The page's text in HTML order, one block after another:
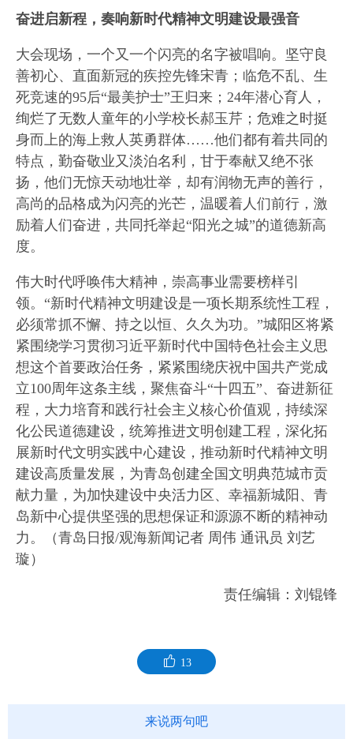
奋进启新程，奏响新时代精神文明建设最强音
大会现场，一个又一个闪亮的名字被唱响。坚守良
善初心、直面新冠的疾控先锋宋青；临危不乱、生
死竞速的95后“最美护士”王归来；24年潜心育人，
绚烂了无数人童年的小学校长郝玉芹；危难之时挺
身而上的海上救人英勇群体……他们都有着共同的
特点，勤奋敬业又淡泊名利，甘于奉献又绝不张
扬，他们无惊天动地壮举，却有润物无声的善行，
高尚的品格成为闪亮的光芒，温暖着人们前行，激
励着人们奋进，共同托举起“阳光之城”的道德新高
度。
伟大时代呼唤伟大精神，崇高事业需要榜样引
领。“新时代精神文明建设是一项长期系统性工程，
必须常抓不懈、持之以恒、久久为功。”城阳区将紧
紧围绕学习贯彻习近平新时代中国特色社会主义思
想这个首要政治任务，紧紧围绕庆祝中国共产党成
立100周年这条主线，聚焦奋斗“十四五”、奋进新征
程，大力培育和践行社会主义核心价值观，持续深
化公民道德建设，统筹推进文明创建工程，深化拓
展新时代文明实践中心建设，推动新时代精神文明
建设高质量发展，为青岛创建全国文明典范城市贡
献力量，为加快建设中央活力区、幸福新城阳、青
岛新中心提供坚强的思想保证和源源不断的精神动
力。（青岛日报/观海新闻记者 周伟 通讯员 刘艺
璇）
责任编辑：刘锟锋
13
来说两句吧